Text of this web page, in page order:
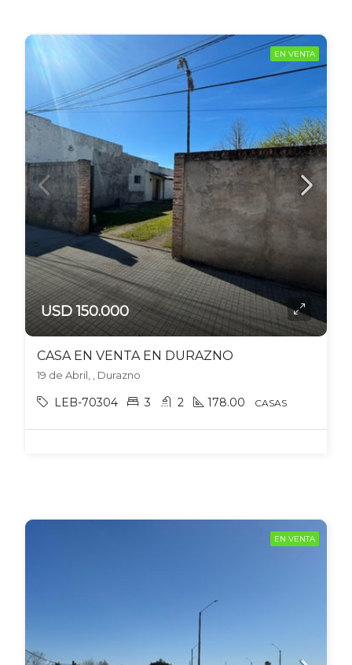
EN VENTA
USD 150.000
CASA EN VENTA EN DURAZNO
19 de Abril, , Durazno
LEB-70304 3 2 178.00 CASAS
EN VENTA